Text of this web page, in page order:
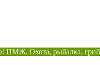
ПМЖ. Охота, рыбалка,